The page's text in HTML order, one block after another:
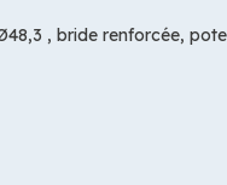
, bride renforcée,